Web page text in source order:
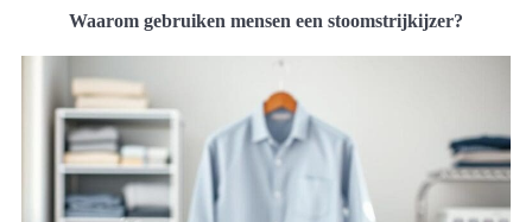
Waarom gebruiken mensen een stoomstrijkijzer?